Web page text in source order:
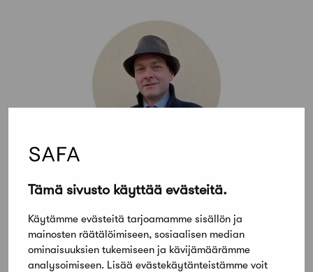
Tämä sivusto käyttää evästeitä.
Käytämme evästeitä tarjoamamme sisällön ja
mainosten räätälöimiseen, sosiaalisen median
ominaisuuksien tukemiseen ja kävijämäärämme
analysoimiseen. Lisää evästekäytänteistämme voit
19 kesäkuun, 2024
mittakaava ylittää ihmiselämän